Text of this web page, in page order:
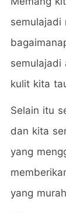
semulajadi
semulajadi
kulit kita
Selain itu
dan kita
yang
yang